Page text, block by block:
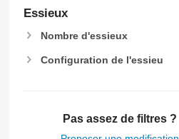
7810
7820
7920
8200
8220
Essieux
Nombre d'essieux
Configuration de l'essieu
Pas assez de filtres ?